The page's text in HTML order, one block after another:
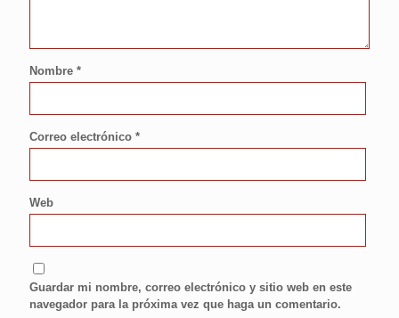
Nombre *
Correo electrónico *
Web
Guardar mi nombre, correo electrónico y sitio web en este
navegador para la próxima vez que haga un comentario.